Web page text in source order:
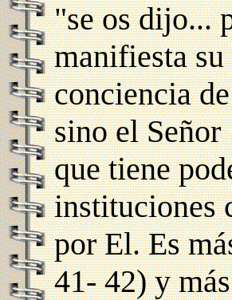
"se os dijo...
manifiesta su
conciencia
sino el Señor
que tiene
instituciones
por El. Es
41- 42) y